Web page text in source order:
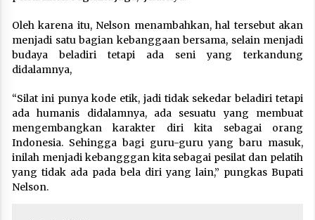
Oleh karena itu, Nelson menambahkan, hal tersebut akan
menjadi satu bagian kebanggaan bersama, selain menjadi
budaya beladiri tetapi ada seni yang terkandung
didalamnya,
“Silat ini punya kode etik, jadi tidak sekedar beladiri tetapi
ada humanis didalamnya, ada sesuatu yang membuat
mengembangkan karakter diri kita sebagai orang
Indonesia. Sehingga bagi guru-guru yang baru masuk,
inilah menjadi kebangggan kita sebagai pesilat dan pelatih
yang tidak ada pada bela diri yang lain,” pungkas Bupati
Nelson.